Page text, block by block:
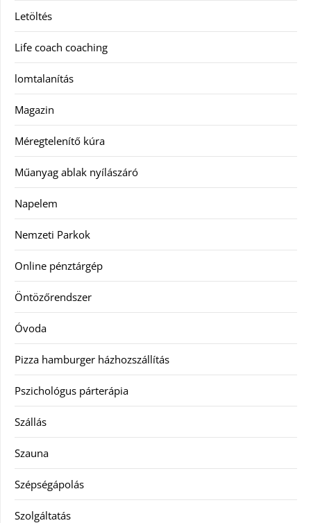
Letöltés
Life coach coaching
lomtalanítás
Magazin
Méregtelenítő kúra
Műanyag ablak nyílászáró
Napelem
Nemzeti Parkok
Online pénztárgép
Öntözőrendszer
Óvoda
Pizza hamburger házhozszállítás
Pszichológus párterápia
Szállás
Szauna
Szépségápolás
Szolgáltatás